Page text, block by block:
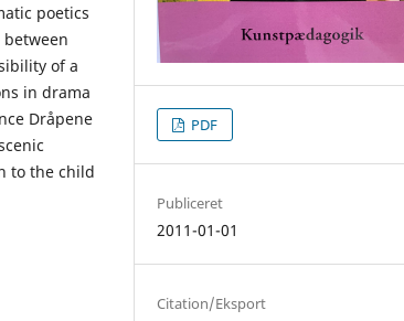
poetics
of a
in drama
Dråpene
to the child
PDF
Publiceret
2011-01-01
Citation/Eksport